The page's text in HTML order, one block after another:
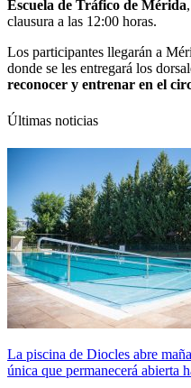
Escuela de Tráfico de Mérida
clausura a las 12:00 horas.
Los participantes llegarán a
donde se les entregará los
reconocer y entrenar en el
Últimas noticias
La piscina de Diocles abre
única que permanecerá abierta